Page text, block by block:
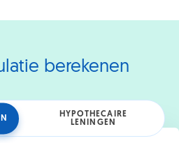
berekenen
HYPOTHECAIRE
LENINGEN